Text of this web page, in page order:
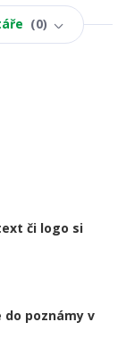
0
či logo si
poznámy v